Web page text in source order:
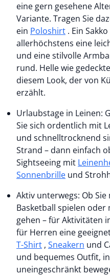
eine gern gesehene
Variante. Tragen Sie
ein Poloshirt . Ein
allerhöchstens eine
und eine stilvolle
rund. Helle wie
diesem Look, der von
erzählt.
Urlaubstage in Leinen:
Sie sich ordentlich mit
und schnelltrocknend
Strand – dann einfach
Sightseeing mit
Sonnenbrille und
Aktiv unterwegs: Ob
Basketball spielen
gehen – für Aktivitäten
für Herren eine
T-Shirt , Sneakern
und bequemes Outfit,
uneingeschränkt